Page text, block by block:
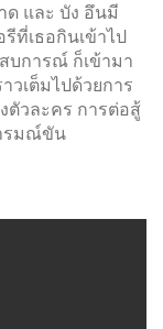
และ บัง อึนมี
ที่เธอกินเข้าไป
บการณ์ ก็เข้ามา
วเต็มไปด้วยการ
วละคร การต่อสู้
รมณ์ขัน